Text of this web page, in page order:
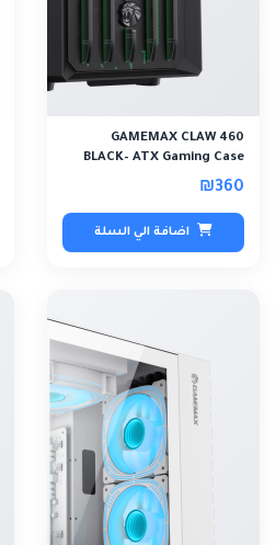
GAMEMAX CLAW 460
BLACK– ATX Gaming Case
₪360
اضافة الي السلة